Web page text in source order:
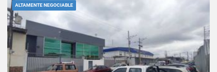
ALTAMENTE NEGOCIABLE